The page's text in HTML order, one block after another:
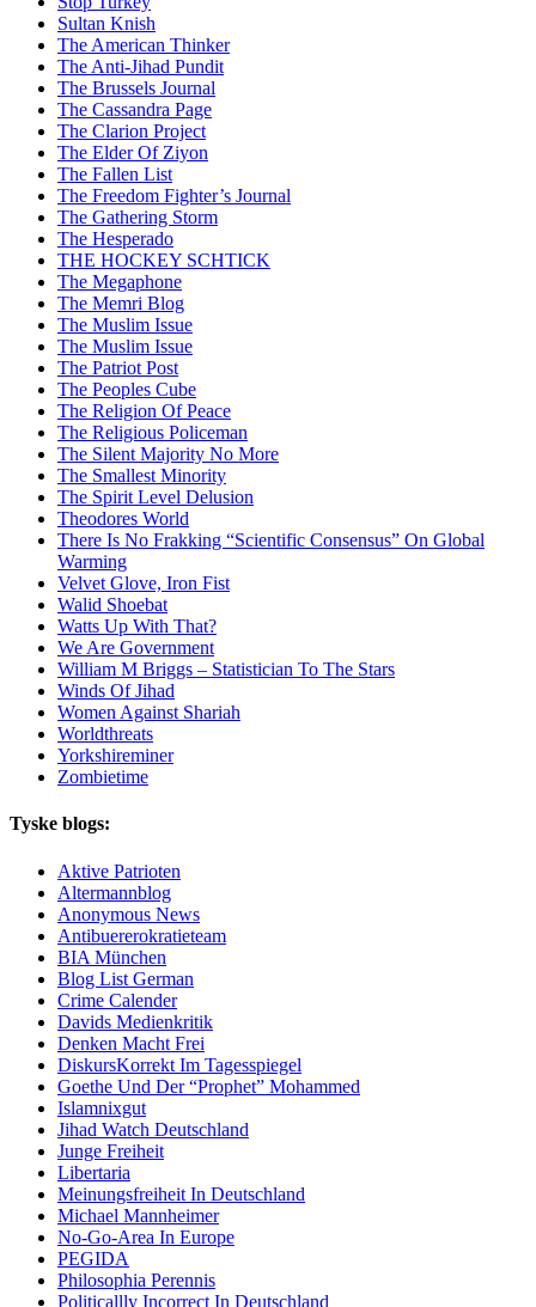
Sultan Knish
The American Thinker
The Anti-Jihad Pundit
The Brussels Journal
The Cassandra Page
The Clarion Project
The Elder Of Ziyon
The Fallen List
The Freedom Fighter’s Journal
The Gathering Storm
The Hesperado
THE HOCKEY SCHTICK
The Megaphone
The Memri Blog
The Muslim Issue
The Muslim Issue
The Patriot Post
The Peoples Cube
The Religion Of Peace
The Religious Policeman
The Silent Majority No More
The Smallest Minority
The Spirit Level Delusion
Theodores World
There Is No Frakking “Scientific Consensus” On Global
Warming
Velvet Glove, Iron Fist
Walid Shoebat
Watts Up With That?
We Are Government
William M Briggs – Statistician To The Stars
Winds Of Jihad
Women Against Shariah
Worldthreats
Yorkshireminer
Zombietime
Tyske blogs:
Aktive Patrioten
Altermannblog
Anonymous News
Antibuererokratieteam
BIA München
Blog List German
Crime Calender
Davids Medienkritik
Denken Macht Frei
DiskursKorrekt Im Tagesspiegel
Goethe Und Der “Prophet” Mohammed
Islamnixgut
Jihad Watch Deutschland
Junge Freiheit
Libertaria
Meinungsfreiheit In Deutschland
Michael Mannheimer
No-Go-Area In Europe
PEGIDA
Philosophia Perennis
Politicallly Incorrect In Deutschland